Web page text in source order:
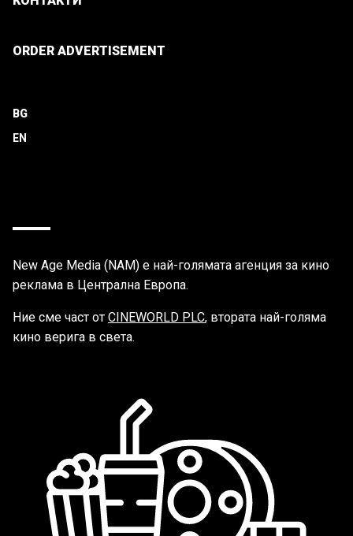
ORDER ADVERTISEMENT
BG
New Age Media (NAM) е най-голямата агенция за кино
реклама в Централна Европа.
Ние сме част от CINEWORLD PLC, втората най-голяма
кино верига в света.